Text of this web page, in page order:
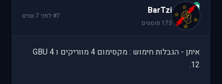
B
BarTzi
173 פוסטים
#7
·לפני 7 שנים
איתן - הגבלות חימוש : מקסימום 4 מווריקים ו 4 GBU
12.